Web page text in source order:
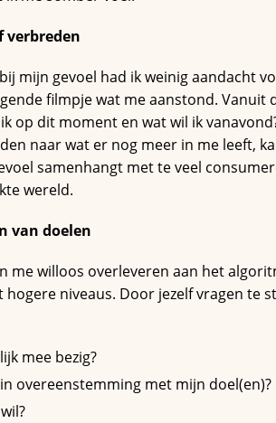
verbreden
mijn gevoel had ik weinig aandacht
filmpje wat me aanstond. Vanuit
op dit moment en wat wil ik
naar wat er nog meer in me leeft,
samenhangt met te veel
wereld.
van doelen
me willoos overleveren aan het
niveaus. Door jezelf vragen te
mee bezig?
overeenstemming met mijn doel(en)?